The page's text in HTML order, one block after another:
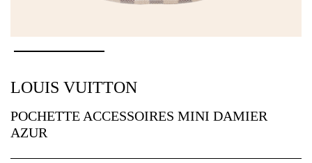
LOUIS VUITTON
POCHETTE ACCESSOIRES MINI DAMIER
AZUR